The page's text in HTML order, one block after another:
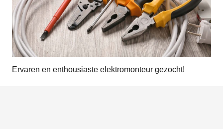
Ervaren en enthousiaste elektromonteur gezocht!